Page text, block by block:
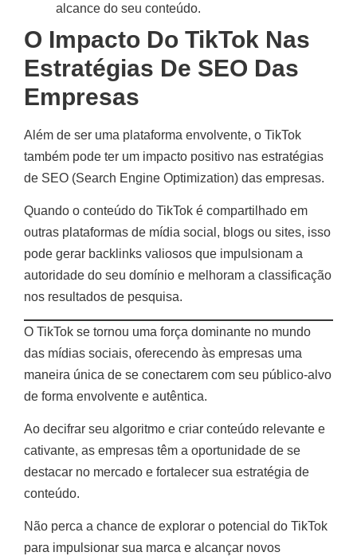
alcance do seu conteúdo.
O Impacto Do TikTok Nas
Estratégias De SEO Das
Empresas
Além de ser uma plataforma envolvente, o TikTok
também pode ter um impacto positivo nas estratégias
de SEO (Search Engine Optimization) das empresas.
Quando o conteúdo do TikTok é compartilhado em
outras plataformas de mídia social, blogs ou sites, isso
pode gerar backlinks valiosos que impulsionam a
autoridade do seu domínio e melhoram a classificação
nos resultados de pesquisa.
O TikTok se tornou uma força dominante no mundo
das mídias sociais, oferecendo às empresas uma
maneira única de se conectarem com seu público-alvo
de forma envolvente e autêntica.
Ao decifrar seu algoritmo e criar conteúdo relevante e
cativante, as empresas têm a oportunidade de se
destacar no mercado e fortalecer sua estratégia de
conteúdo.
Não perca a chance de explorar o potencial do TikTok
para impulsionar sua marca e alcançar novos